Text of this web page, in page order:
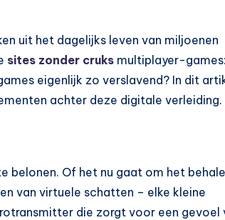
uit het dagelijks leven van miljoenen
sites zonder cruks multiplayer-
eigenlijk zo verslavend? In dit
achter deze digitale verleiding.
belonen. Of het nu gaat om het
van virtuele schatten – elke kleine
die zorgt voor een gevoel